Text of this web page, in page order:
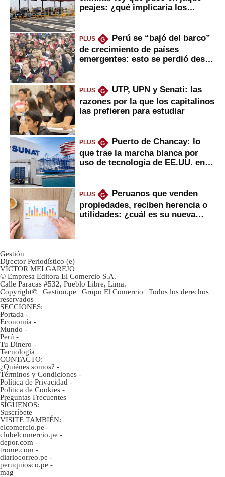
peajes: ¿qué implicaría los
PLUS G
Perú se “bajó del barco”
de crecimiento de países
emergentes: esto se perdió desde
PLUS G
UTP, UPN y Senati: las
razones por la que los capitalinos
las prefieren para estudiar
PLUS G
Puerto de Chancay: lo
que trae la marcha blanca por
uso de tecnología de EE.UU. en
PLUS G
Peruanos que venden
propiedades, reciben herencia o
utilidades: ¿cuál es su nueva
Gestión
Director Periodístico (e)
VÍCTOR MELGAREJO
© Empresa Editora El Comercio S.A.
Calle Paracas #532, Pueblo Libre, Lima.
Copyright© | Gestion.pe | Grupo El Comercio | Todos los derechos
reservados
SECCIONES:
Portada -
Economía -
Mundo -
Perú -
Tu Dinero -
Tecnología
CONTACTO:
¿Quiénes somos? -
Términos y Condiciones -
Política de Privacidad -
Politica de Cookies -
Preguntas Frecuentes
SÍGUENOS:
Suscríbete
VISITE TAMBIÉN:
elcomercio.pe -
clubelcomercio.pe -
depor.com -
trome.com -
diariocorreo.pe -
peruquiosco.pe -
mag